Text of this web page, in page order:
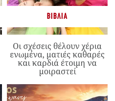
ΒΙΒΛΊΑ
Οι σχέσεις θέλουν χέρια
ενωμένα, ματιές καθαρές
και καρδιά έτοιμη να
μοιραστεί